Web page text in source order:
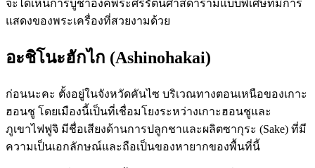
จะได้เห็นการบูชาองค์พระศรีรัตนศาสดารามแบบพิเศษที่มีการ
แสดงของพระเครื่องที่สวยงามด้วย
อะชิโนะฮักไก (Ashinohakai)
ก่อนนะคะ ตั้งอยู่ในจังหวัดคันไซ บริเวณทางตอนเหนือของเกาะ
ฮอนชู โดยเมืองนี้เป็นที่เชื่อมโยงระหว่างเกาะฮอนชูและ
ภูเขาไฟฟูจิ มีชื่อเสียงด้านการปลูกชาและผลิตซากุระ (Sake) ที่มี
ความเป็นเอกลักษณ์และถือเป็นของหายากของพื้นที่นี้